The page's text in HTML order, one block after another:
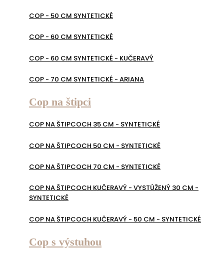
COP - 50 CM SYNTETICKÉ
COP - 60 CM SYNTETICKÉ
COP - 60 CM SYNTETICKÉ - KUČERAVÝ
COP - 70 CM SYNTETICKÉ - ARIANA
Cop na štipci
COP NA ŠTIPCOCH 35 CM - SYNTETICKÉ
COP NA ŠTIPCOCH 50 CM - SYNTETICKÉ
COP NA ŠTIPCOCH 70 CM - SYNTETICKÉ
COP NA ŠTIPCOCH KUČERAVÝ - VYSTÚŽENÝ 30 CM -
SYNTETICKÉ
COP NA ŠTIPCOCH KUČERAVÝ - 50 CM - SYNTETICKÉ
Cop s výstuhou